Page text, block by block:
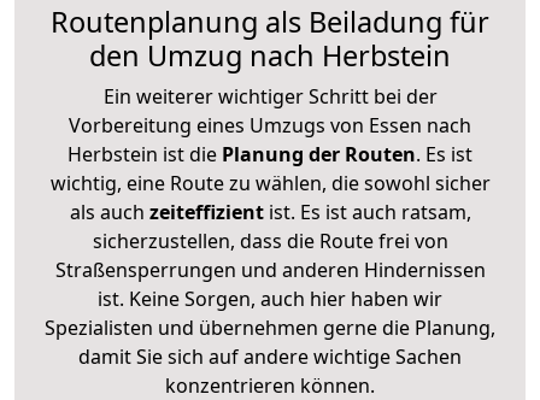
Routenplanung als Beiladung für
den Umzug nach Herbstein
Ein weiterer wichtiger Schritt bei der
Vorbereitung eines Umzugs von Essen nach
Herbstein ist die Planung der Routen. Es ist
wichtig, eine Route zu wählen, die sowohl sicher
als auch zeiteffizientist. Es ist auch ratsam,
sicherzustellen, dass die Route frei von
Straßensperrungen und anderen Hindernissen
ist. Keine Sorgen, auch hier haben wir
Spezialisten und übernehmen gerne die Planung,
damit Sie sich auf andere wichtige Sachen
konzentrieren können.